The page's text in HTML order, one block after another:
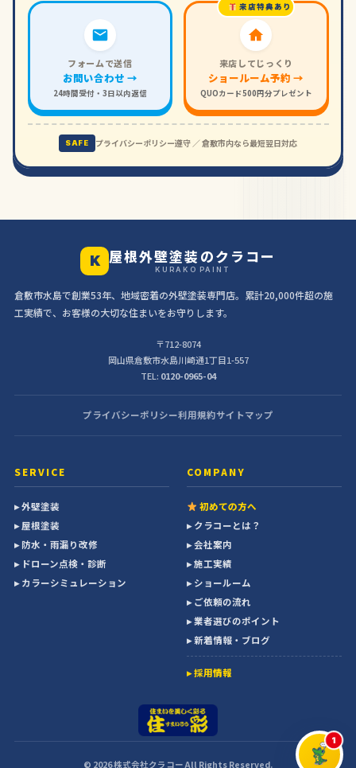
フォームで送信
お問い合わせ →
24時間受付・3日以内返信
来店特典あり
来店してじっくり
ショールーム予約 →
QUOカード500円分プレゼント
SAFE プライバシーポリシー遵守 ／ 倉敷市内なら最短翌日対応
K 屋根外壁塗装のクラコー
KURAKO PAINT
倉敷市水島で創業53年、地域密着の外壁塗装専門店。累計20,000件超の施
工実績で、お客様の大切な住まいをお守りします。
〒712-8074
岡山県倉敷市水島川崎通1丁目1-557
TEL: 0120-0965-04
プライバシーポリシー利用規約サイトマップ
SERVICE
▸ 外壁塗装
▸ 屋根塗装
▸ 防水・雨漏り改修
▸ ドローン点検・診断
▸ カラーシミュレーション
COMPANY
初めての方へ
▸ クラコーとは？
▸ 会社案内
▸ 施工実績
▸ ショールーム
▸ ご依頼の流れ
▸ 業者選びのポイント
▸ 新着情報・ブログ
▸ 採用情報
© 2026 株式会社クラコー All Rights Reserved.
1
AIワニくん